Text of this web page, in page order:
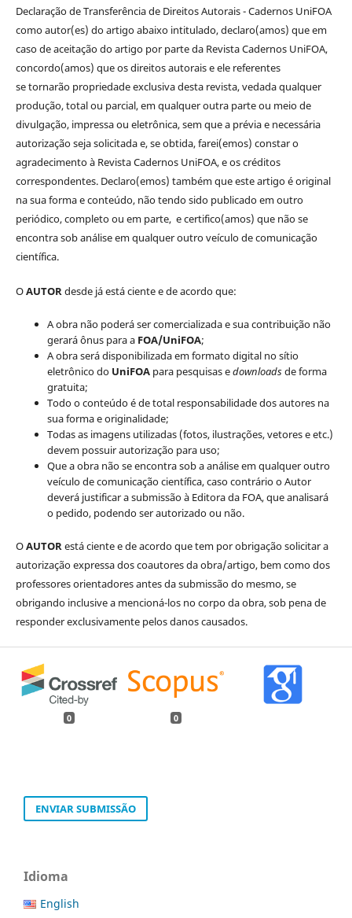
Declaração de Transferência de Direitos Autorais - Cadernos UniFOA
como autor(es) do artigo abaixo intitulado, declaro(amos) que em
caso de aceitação do artigo por parte da Revista Cadernos UniFOA,
concordo(amos) que os direitos autorais e ele referentes
se tornarão propriedade exclusiva desta revista, vedada qualquer
produção, total ou parcial, em qualquer outra parte ou meio de
divulgação, impressa ou eletrônica, sem que a prévia e necessária
autorização seja solicitada e, se obtida, farei(emos) constar o
agradecimento à Revista Cadernos UniFOA, e os créditos
correspondentes. Declaro(emos) também que este artigo é original
na sua forma e conteúdo, não tendo sido publicado em outro
periódico, completo ou em parte, e certifico(amos) que não se
encontra sob análise em qualquer outro veículo de comunicação
científica.
OAUTORdesde já está ciente e de acordo que:
A obra não poderá ser comercializada e sua contribuição não
gerará ônus para a FOA/UniFOA;
A obra será disponibilizada em formato digital no sítio
eletrônico do UniFOApara pesquisas edownloadsde forma
gratuita;
Todo o conteúdo é de total responsabilidade dos autores na
sua forma e originalidade;
Todas as imagens utilizadas (fotos, ilustrações, vetores e etc.)
devem possuir autorização para uso;
Que a obra não se encontra sob a análise em qualquer outro
veículo de comunicação científica, caso contrário o Autor
deverá justificar a submissão à Editora da FOA, que analisará
o pedido, podendo ser autorizado ou não.
OAUTORestá ciente e de acordo que tem por obrigação solicitar a
autorização expressa dos coautores da obra/artigo, bem como dos
professores orientadores antes da submissão do mesmo, se
obrigando inclusive a mencioná-los no corpo da obra, sob pena de
responder exclusivamente pelos danos causados.
0 0
ENVIAR SUBMISSÃO
Idioma
English